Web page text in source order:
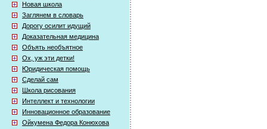
Новая школа
Заглянем в словарь
Дорогу осилит идущий
Доказательная медицина
Объять необъятное
Ох, уж эти детки!
Юридическая помощь
Сделай сам
Школа рисования
Интеллект и технологии
Инновационное образование
Ойкумена Федора Конюхова